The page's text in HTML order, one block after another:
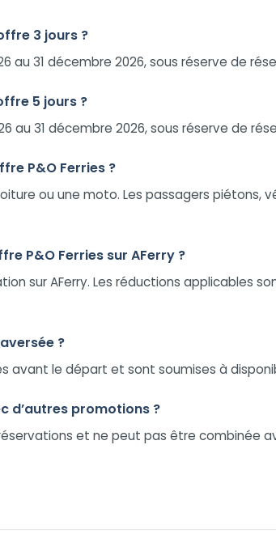
3 jours ?
au 31 décembre 2026, sous réserve de
5 jours ?
au 31 décembre 2026, sous réserve de
P&O Ferries ?
ou une moto. Les passagers piétons,
P&O Ferries sur AFerry ?
sur AFerry. Les réductions applicables
?
avant le départ et sont soumises à
d’autres promotions ?
et ne peut pas être combinée